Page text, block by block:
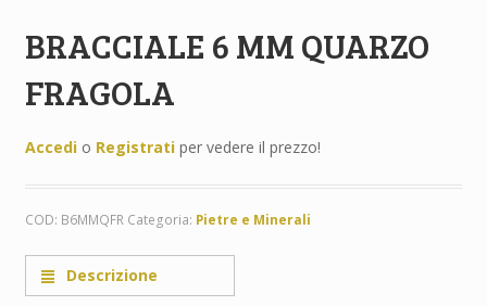
BRACCIALE 6 MM QUARZO
FRAGOLA
Accedio Registratiper vedere il prezzo!
COD: B6MMQFR Categoria: Pietre e Minerali
Descrizione